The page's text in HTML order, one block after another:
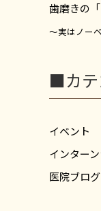
歯磨きの
～実はノー
■カテ
イベント
インター
医院ブログ